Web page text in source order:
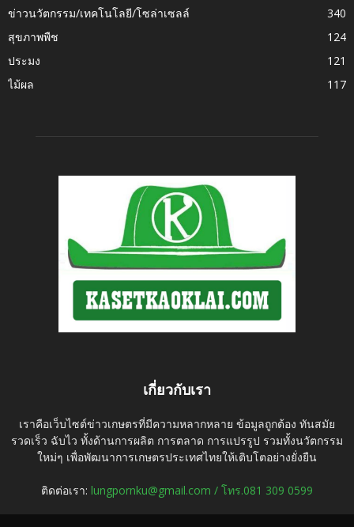
ข่าวนวัตกรรม/เทคโนโลยี/โซล่าเซลล์
340
สุขภาพพืช
124
ประมง
121
ไม้ผล
117
เกี่ยวกับเรา
เราคือเว็บไซต์ข่าวเกษตรที่มีความหลากหลาย ข้อมูลถูกต้อง ทันสมัย
รวดเร็ว ฉับไว ทั้งด้านการผลิต การตลาด การแปรรูป รวมทั้งนวัตกรรม
ใหม่ๆ เพื่อพัฒนาการเกษตรประเทศไทยให้เติบโตอย่างยั่งยืน
ติดต่อเรา: lungpornku@gmail.com / โทร.081 309 0599